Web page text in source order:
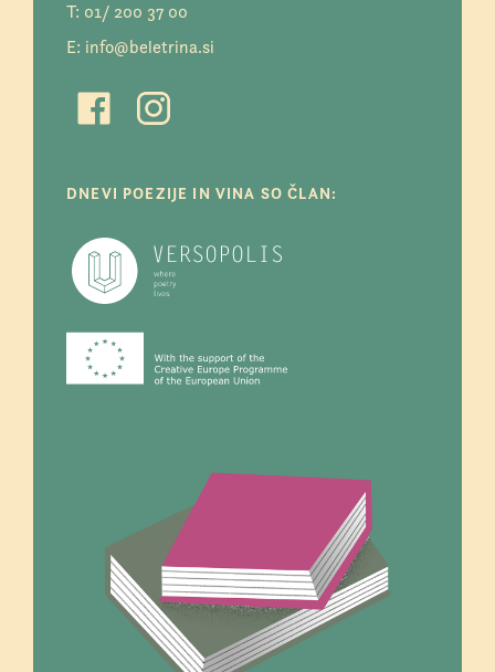
T: 01/ 200 37 00
E: info@beletrina.si
DNEVI POEZIJE IN VINA SO ČLAN: